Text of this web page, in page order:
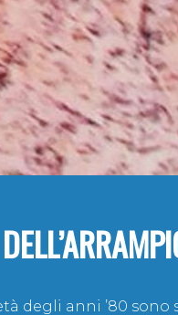
degli anni ’80